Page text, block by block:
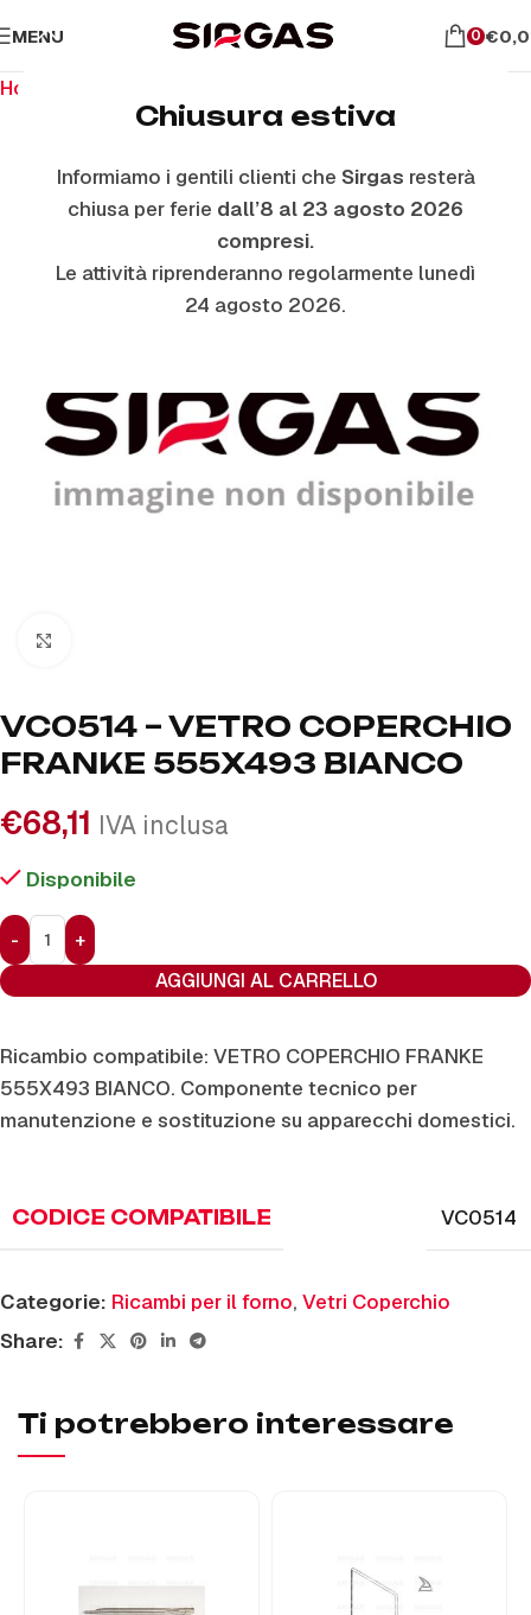
Chiusura estiva
Informiamo i gentili clienti che Sirgas resterà
chiusa per ferie dall’8 al 23 agosto 2026
compresi.
Le attività riprenderanno regolarmente lunedì
24 agosto 2026.
MENU 0 €
Home
VC0514 – VETRO COPERCHIO
FRANKE 555X493 BIANCO
€68,11 IVA inclusa
Disponibile
AGGIUNGI AL CARRELLO
Ricambio compatibile: VETRO COPERCHIO FRANKE
555X493 BIANCO. Componente tecnico per
manutenzione e sostituzione su apparecchi domestici.
CODICE COMPATIBILE VC0514
Categorie: Ricambi per il forno, Vetri Coperchio
Share:
Ti potrebbero interessare